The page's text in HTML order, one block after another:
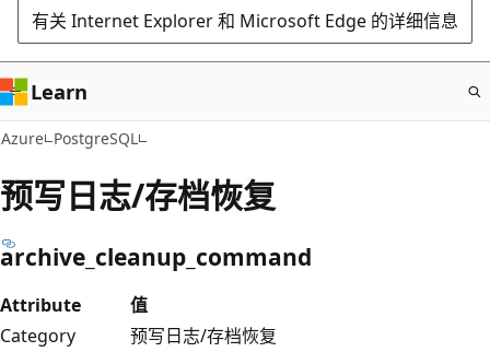
有关 Internet Explorer 和 Microsoft Edge 的详细信息
Learn
Azure PostgreSQL
预写日志/存档恢复
archive_cleanup_command
Attribute
值
Category
预写日志/存档恢复